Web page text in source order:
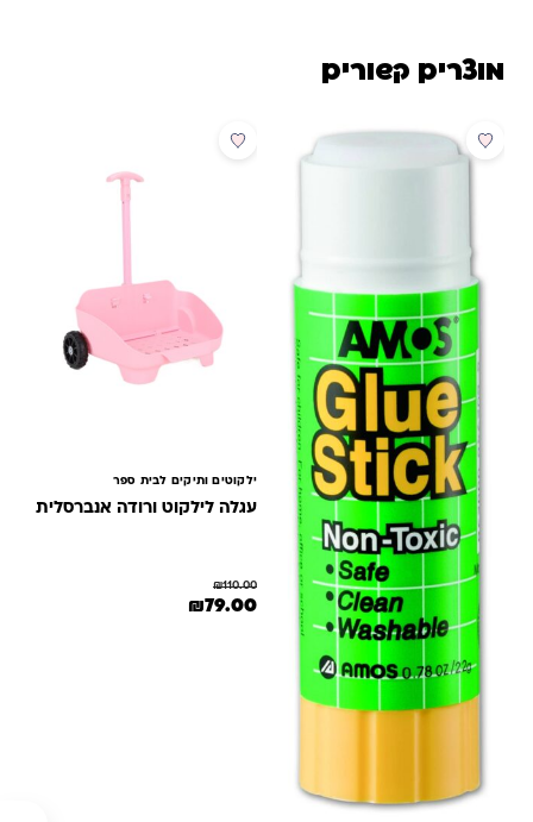
מוצרים קשורים
מבצע
ילקוטים ותיקים לבית ספר
עגלה לילקוט ורודה אנברסלית
₪110.00
המחיר המקורי היה: ₪110.00.
₪79.00